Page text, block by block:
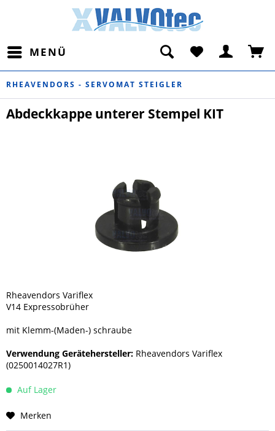
MENÜ
RHEAVENDORS - SERVOMAT STEIGLER
Abdeckkappe unterer Stempel KIT
Rheavendors Variflex
V14 Expressobrüher
mit Klemm-(Maden-) schraube
Verwendung Gerätehersteller: Rheavendors Variflex
(0250014027R1)
Auf Lager
Merken